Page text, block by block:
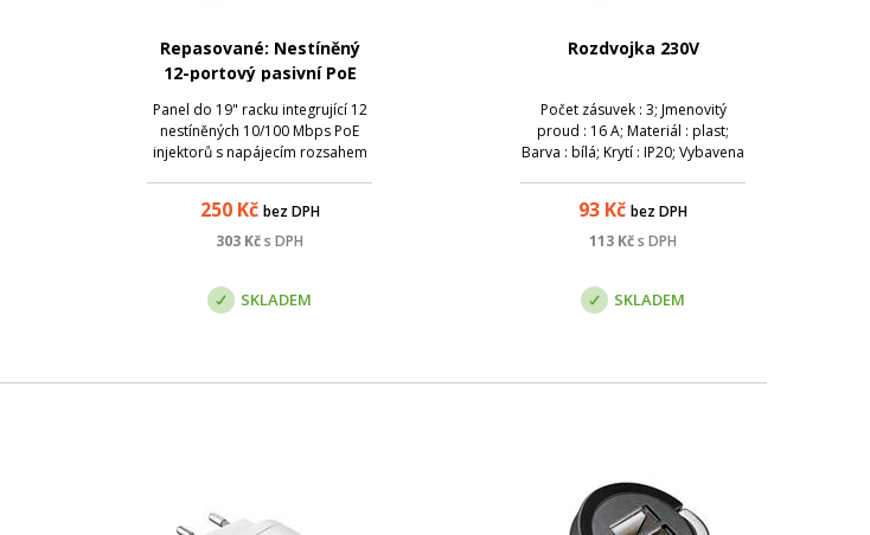
Repasované: Nestíněný
12-portový pasivní PoE
panel MTP1201X
Panel do 19" racku integrující 12
nestíněných 10/100 Mbps PoE
injektorů s napájecím rozsahem
aktivních prvků s integrovaným
extraktorem po UTP kabeláži.
250Kč bez DPH
303 Kčs DPH
SKLADEM
Rozdvojka 230V
Počet zásuvek : 3; Jmenovitý
proud : 16 A; Materiál : plast;
Barva : bílá; Krytí : IP20; Vybavena
93 Kč bez DPH
113 Kčs DPH
SKLADEM